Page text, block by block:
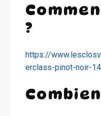
?
https://
erclass-pinot-noir-